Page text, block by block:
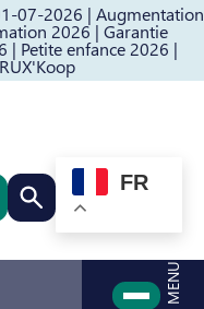
07-2026 | Augmentation
2026 | Garantie
| Petite enfance 2026 |
pied de page
Rechercher quelque
FR
MENU